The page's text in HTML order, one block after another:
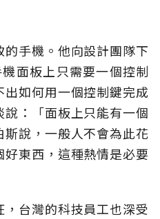
手機。他向設計團隊下
面板上只需要一個控制
如何用一個控制鍵完成
：「面板上只能有一個
說，一般人不會為此花
東西，這種熱情是必要
台灣的科技員工也深受